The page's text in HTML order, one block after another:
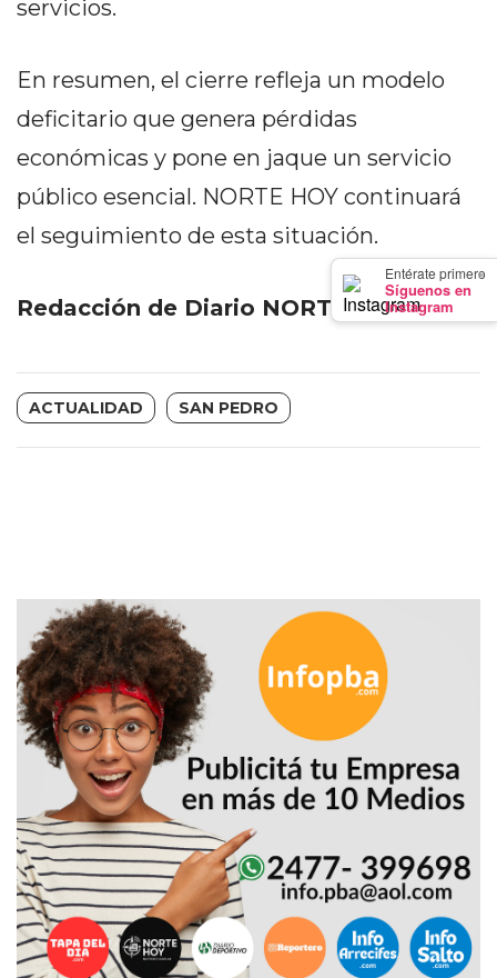
×
Entérate primero
Síguenos en
Instagram
GIMNASIO
PERGAMINO
PRECIOS
EN
DEPORTIVOS
PERGAMINO
EN
PERGAMINO:
EN
PERGAMINO:
DÓNDE
COMPRAR
EL
MEJOR
GIMNASIO
DE
PERGAMINO
CREAR
TIENDA
ONLINE
GRATIS
servicios.
En resumen, el cierre refleja un modelo
deficitario que genera pérdidas
económicas y pone en jaque un servicio
público esencial. NORTE HOY continuará
el seguimiento de esta situación.
Redacción de Diario NORTE HOY
ACTUALIDAD SAN PEDRO